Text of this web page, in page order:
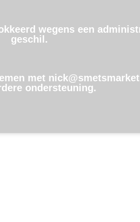
wegens een
geschil.
met
ondersteuning.